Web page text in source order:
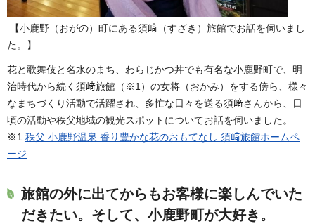
【小鹿野（おがの）町にある須﨑（すざき）旅館でお話を伺いまし
た。】
花と歌舞伎と名水のまち、わらじかつ丼でも有名な小鹿野町で、明
治時代から続く須﨑旅館（※1）の女将（おかみ）をする傍ら、様々
なまちづくり活動で活躍され、多忙な日々を送る須﨑さんから、日
頃の活動や秩父地域の観光スポットについてお話を伺いました。
※1 秩父 小鹿野温泉 香り豊かな花のおもてなし 須﨑旅館ホームペ
ージ
旅館の外に出てからもお客様に楽しんでいた
だきたい。そして、小鹿野町が大好き。